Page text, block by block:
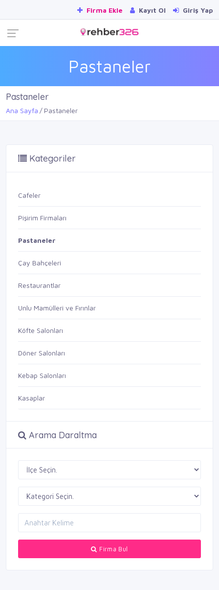
Firma Ekle Kayıt Ol Giriş Yap
Pastaneler
Pastaneler
Ana Sayfa Pastaneler
Kategoriler
Cafeler
Pişirim Firmaları
Pastaneler
Çay Bahçeleri
Restaurantlar
Unlu Mamülleri ve Fırınlar
Köfte Salonları
Döner Salonları
Kebap Salonları
Kasaplar
Arama Daraltma
Firma Bul